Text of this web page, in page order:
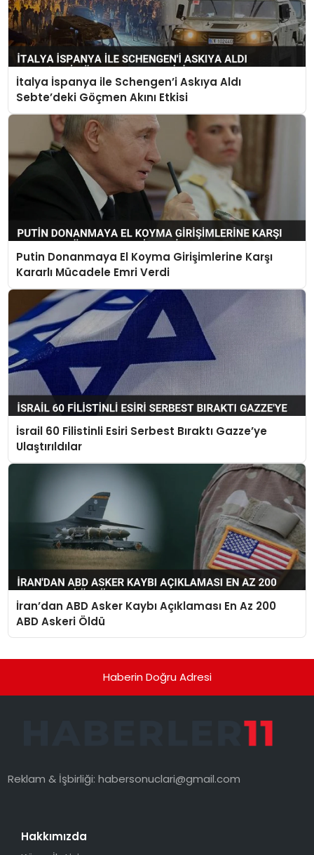
İtalya İspanya ile Schengen’i Askıya Aldı
Sebte’deki Göçmen Akını Etkisi
Putin Donanmaya El Koyma Girişimlerine Karşı
Kararlı Mücadele Emri Verdi
İsrail 60 Filistinli Esiri Serbest Bıraktı Gazze’ye
Ulaştırıldılar
İran’dan ABD Asker Kaybı Açıklaması En Az 200
ABD Askeri Öldü
Haberin Doğru Adresi
Reklam & İşbirliği:habersonuclari@gmail.com
Hakkımızda